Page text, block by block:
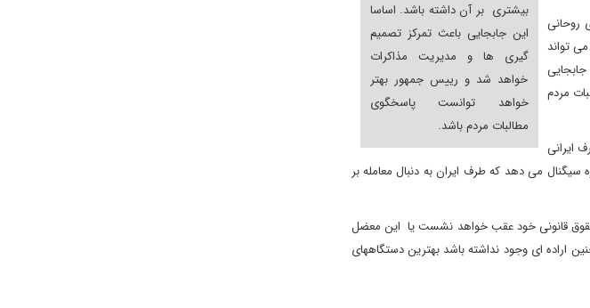
بیشتری بر آن داشته باشد. اساسا
این جابجایی باعث تمرکز تصمیم
گیری ها و مدیریت مذاکرات
خواهد شد و رییس جمهور بهتر
خواهد توانست پاسخگوی
مطالبات مردم باشد.
روحانی
تواند
مردم
ایرانی
سیگنال می دهد که طرف ایران به دنبال معامله بر
حقوق قانونی خود عقب خواهد نشست یا این معضل
ای وجود نداشته باشد بهترین دستگاههای